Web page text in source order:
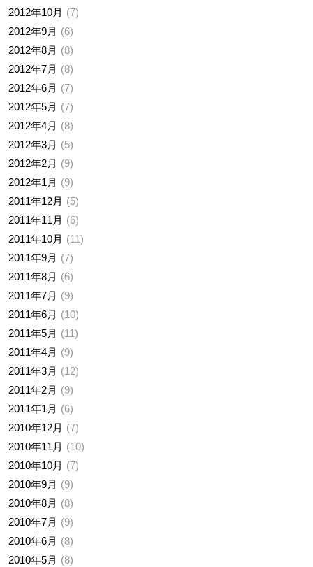
2012年10月
7
2012年9月
6
2012年8月
8
2012年7月
8
2012年6月
7
2012年5月
7
2012年4月
8
2012年3月
5
2012年2月
9
2012年1月
9
2011年12月
5
2011年11月
6
2011年10月
11
2011年9月
7
2011年8月
6
2011年7月
9
2011年6月
10
2011年5月
11
2011年4月
9
2011年3月
12
2011年2月
9
2011年1月
6
2010年12月
7
2010年11月
10
2010年10月
7
2010年9月
9
2010年8月
8
2010年7月
9
2010年6月
8
2010年5月
8